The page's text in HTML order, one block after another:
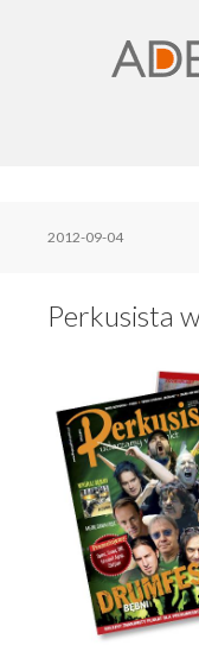
2012-09-04
Perkusista